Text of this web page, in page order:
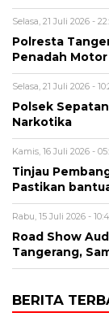
Selasa, 21 Juli 2026 -
Polresta
Penadah Motor
Selasa, 21 Juli 2026 -
Polsek
Narkotika
Kamis, 16 Juli 2026 -
Tinjau
Pastikan
Rabu, 15 Juli 2026 -
Road Show
Tangerang,
BERITA